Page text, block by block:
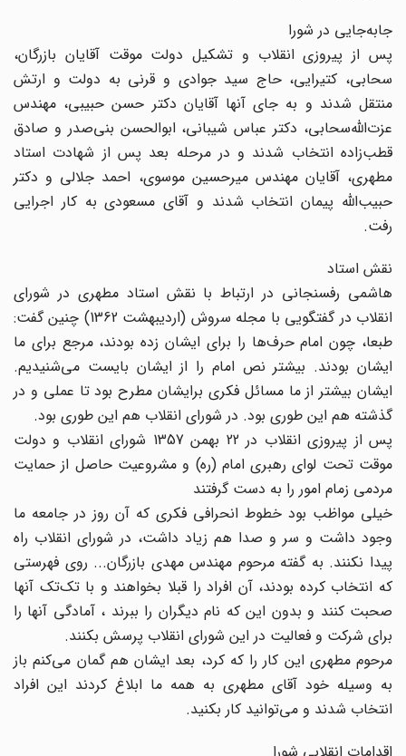
جابه‌جایی در شورا
پس از پیروزی انقلاب و تشکیل دولت موقت آقایان بازرگان،
سحابی، کتیرایی، حاج سید جوادی و قرنی به دولت و ارتش
منتقل شدند و به جای آنها آقایان دکتر حسن حبیبی، مهندس
عزت‌الله‌سحابی، دکتر عباس شیبانی، ابوالحسن بنی‌صدر و صادق
قطب‌زاده انتخاب شدند و در مرحله بعد پس از شهادت استاد
مطهری، آقایان مهندس میرحسین موسوی، احمد جلالی و دکتر
حبیب‌الله پیمان انتخاب شدند و آقای مسعودی به کار اجرایی
رفت.
نقش استاد
هاشمی رفسنجانی در ارتباط با نقش استاد مطهری در شورای
انقلاب در گفتگویی با مجله سروش (اردیبهشت 1362)‌ چنین گفت:
طبعا، چون امام حرف‌ها را برای ایشان زده بودند، مرجع برای ما
ایشان بودند. بیشتر نص امام را از ایشان بایست می‌شنیدیم.
ایشان بیشتر از ما مسائل فکری برایشان مطرح بود تا عملی و در
گذشته هم این طوری بود. در شورای انقلاب هم این طوری بود.
پس از پیروزی انقلاب در 22 بهمن 1357 شورای انقلاب و دولت
موقت تحت لوای رهبری امام (ره)‌ و مشروعیت حاصل از حمایت
مردمی زمام امور را به دست گرفتند
خیلی مواظب بود خطوط انحرافی فکری که آن روز در جامعه ما
وجود داشت و سر و صدا هم زیاد داشت،‌ در شورای انقلاب راه
پیدا نکنند. به گفته مرحوم مهندس مهدی بازرگان... روی فهرستی
که انتخاب کرده بودند،‌ آن افراد را قبلا بخواهند و با تک‌تک آنها
صحبت کنند و بدون این که نام دیگران را ببرند ، آمادگی‌ آنها را
برای شرکت و فعالیت در این شورای انقلاب پرسش بکنند.
مرحوم مطهری این کار را که کرد، بعد ایشان هم گمان می‌کنم باز
به وسیله خود آقای مطهری به همه ما ابلاغ کردند این افراد
انتخاب شدند و می‌توانید کار بکنید.